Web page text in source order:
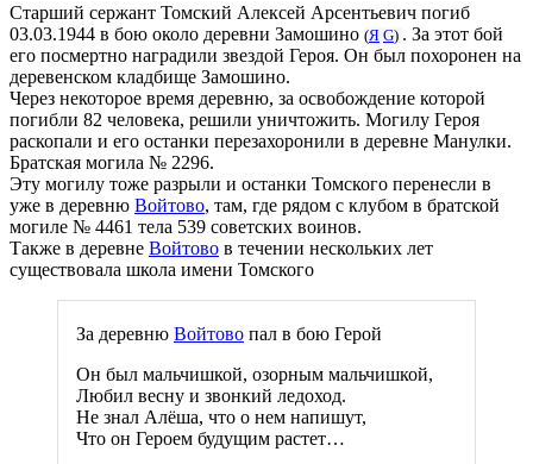
Старший сержант Томский Алексей Арсентьевич погиб
03.03.1944 в бою около деревни Замошино (Я G) . За этот бой
его посмертно наградили звездой Героя. Он был похоронен на
деревенском кладбище Замошино.
Через некоторое время деревню, за освобождение которой
погибли 82 человека, решили уничтожить. Могилу Героя
раскопали и его останки перезахоронили в деревне Манулки.
Братская могила № 2296.
Эту могилу тоже разрыли и останки Томского перенесли в
уже в деревню Войтово, там, где рядом с клубом в братской
могиле № 4461 тела 539 советских воинов.
Также в деревне Войтово в течении нескольких лет
существовала школа имени Томского
За деревню Войтово пал в бою Герой
Он был мальчишкой, озорным мальчишкой,
Любил весну и звонкий ледоход.
Не знал Алёша, что о нем напишут,
Что он Героем будущим растет…